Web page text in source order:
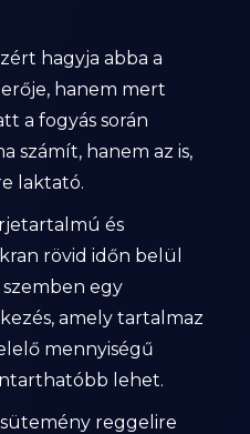
hagyja abba a
hanem mert
a fogyás során
számít, hanem az is,
laktató.
és
rövid időn belül
egy
amely tartalmaz
mennyiségű
lehet.
reggelire